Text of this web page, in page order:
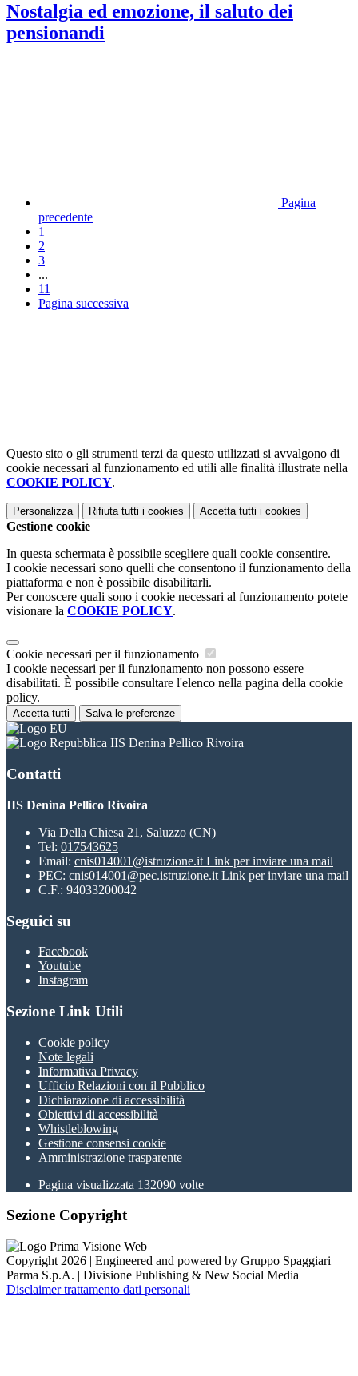
Nostalgia ed emozione, il saluto dei
pensionandi
Pagina
precedente
1
2
3
...
11
Pagina successiva
Questo sito o gli strumenti terzi da questo utilizzati si avvalgono di
cookie necessari al funzionamento ed utili alle finalità illustrate nella
COOKIE POLICY.
Personalizza Rifiuta tutti i cookies Accetta tutti i cookies
Gestione cookie
In questa schermata è possibile scegliere quali cookie consentire.
I cookie necessari sono quelli che consentono il funzionamento della
piattaforma e non è possibile disabilitarli.
Per conoscere quali sono i cookie necessari al funzionamento potete
visionare la COOKIE POLICY.
Cookie necessari per il funzionamento
I cookie necessari per il funzionamento non possono essere
disabilitati. È possibile consultare l'elenco nella pagina della cookie
policy.
Accetta tutti Salva le preferenze
IIS Denina Pellico Rivoira
Contatti
IIS Denina Pellico Rivoira
Via Della Chiesa 21, Saluzzo (CN)
Tel: 017543625
Email: cnis014001@istruzione.it Link per inviare una mail
PEC: cnis014001@pec.istruzione.it Link per inviare una mail
C.F.: 94033200042
Seguici su
Facebook
Youtube
Instagram
Sezione Link Utili
Cookie policy
Note legali
Informativa Privacy
Ufficio Relazioni con il Pubblico
Dichiarazione di accessibilità
Obiettivi di accessibilità
Whistleblowing
Gestione consensi cookie
Amministrazione trasparente
Pagina visualizzata 132090 volte
Sezione Copyright
Copyright 2026 | Engineered and powered by Gruppo Spaggiari
Parma S.p.A. | Divisione Publishing & New Social Media
Disclaimer trattamento dati personali